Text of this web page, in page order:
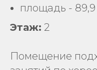
площадь - 89,9
Этаж: 2
Помещение